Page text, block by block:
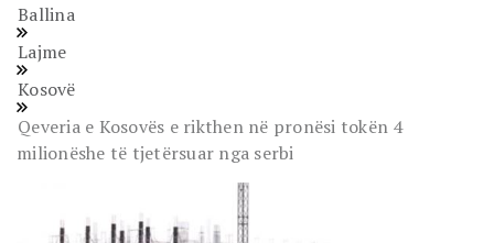
Ballina
Lajme
Kosovë
Qeveria e Kosovës e rikthen në pronësi tokën 4
milionëshe të tjetërsuar nga serbi